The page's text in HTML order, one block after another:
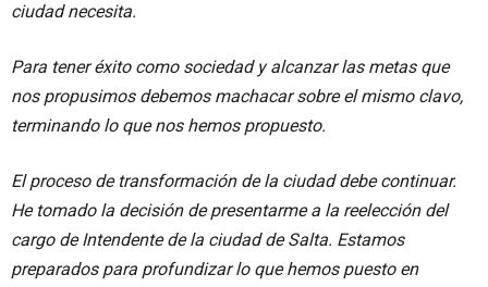
ciudad necesita.
Para tener éxito como sociedad y alcanzar las metas que
nos propusimos debemos machacar sobre el mismo clavo,
terminando lo que nos hemos propuesto.
El proceso de transformación de la ciudad debe continuar.
He tomado la decisión de presentarme a la reelección del
cargo de Intendente de la ciudad de Salta. Estamos
preparados para profundizar lo que hemos puesto en